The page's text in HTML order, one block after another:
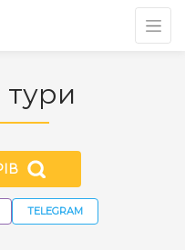
тури
TELEGRAM